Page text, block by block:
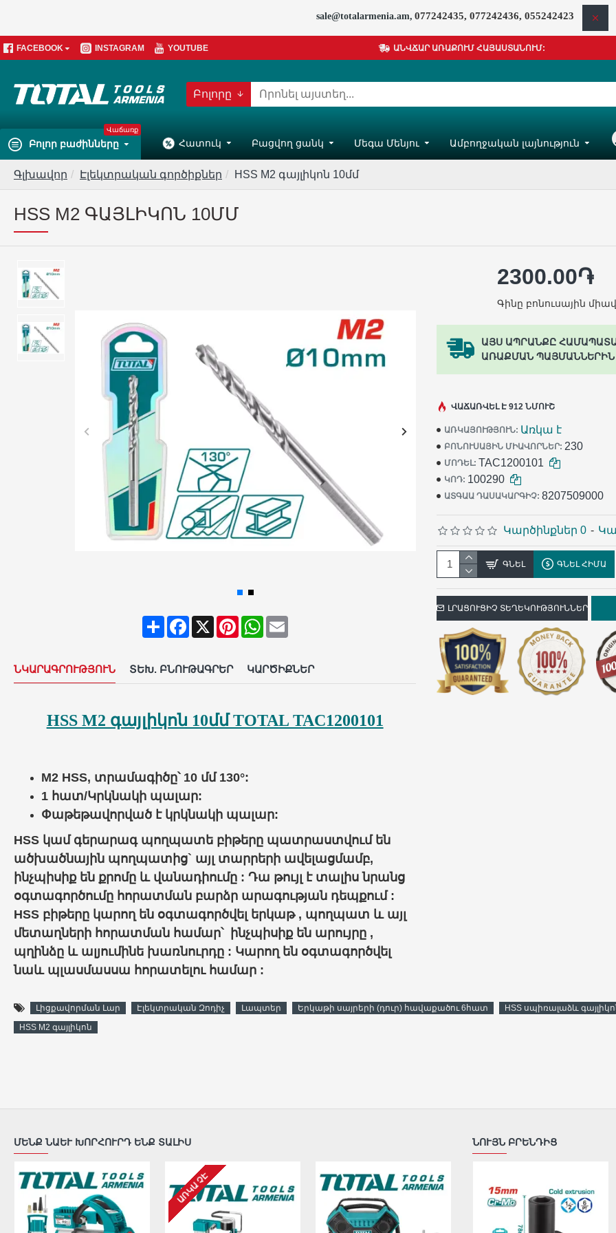
sale@totalarmenia.am, 077242435, 077242436, 055242423
FACEBOOK INSTAGRAM YOUTUBE ԱՆՎՃԱՐ ԱՌԱՔՈՒՄ ՀԱՅԱՍՏԱՆՈՒՄ:
Բոլորը
Բոլոր բաժինները
Վաճառք
Հատուկ Բացվող ցանկ Մեգա Մենյու Ամբողջական լայնություն
Գլխավոր Էլեկտրական գործիքներ HSS M2 գայլիկոն 10մմ
HSS M2 ԳԱՅԼԻԿՈՆ 10ՄՄ
ShareFacebook
X PinterestWhatsApp
Email
ՆԿԱՐԱԳՐՈՒԹՅՈՒՆ ՏԵԽ. ԲՆՈՒԹԱԳՐԵՐ ԿԱՐԾԻՔՆԵՐ
HSS M2 գայլիկոն 10մմ TOTAL TAC1200101
M2 HSS, տրամագիծը՝ 10 մմ 130°:
1 հատ/Կրկնակի պալար:
Փաթեթավորված է կրկնակի պալար:
HSS կամ գերարագ պողպատե բիթերը պատրաստվում են
ածխածնային պողպատից` այլ տարրերի ավելացմամբ,
ինչպիսիք են քրոմը և վանադիումը : Դա թույլ է տալիս նրանց
օգտագործումը հորատման բարձր արագության դեպքում :
HSS բիթերը կարող են օգտագործվել երկաթ , պողպատ և այլ
մետաղների հորատման համար՝ ինչպիսիք են արույրը ,
պղինձը և ալյումինե խառնուրդը : Կարող են օգտագործվել
նաև պլասմասսա հորատելու համար :
ԱՅՍ ԱՊՐԱՆՔԸ
ԱՌԱՔՄԱՆ ՊԱՅՄԱՆՆԵՐԻՆ
ԱՌԿԱՅՈՒԹՅՈՒՆ: Առկա է
ԲՈՆՈՒՍԱՅԻՆ ՄԻԱՎՈՐՆԵՐ: 230
ՄՈԴԵԼ: TAC1200101
ԿՈԴ: 100290
ԱՏԳԱԱ ԴԱՍԱԿԱՐԳԻՉ: 8207509000
ՎԱՃԱՌՎԵԼ Է 912 ՆՄՈՒՇ
Կարծինքներ 0 -
2300.00֏
Գինը բոնուսային
ԳՆԵԼ ԳՆԵԼ ՀԻՄԱ
ԼՐԱՑՈՒՑԻՉ ՏԵՂԵԿՈՒԹՅՈՒՆՆԵՐ
Լիցքավորման Լար Էլեկտրական Զոդիչ Լապտեր Երկաթի սայրերի (դուր) հավաքածու 6հատ
HSS սպիռալաձև
HSS M2 գայլիկոն
ՄԵՆՔ ՆԱԵՒ ԽՈՐՀՈՒՐԴ ԵՆՔ ՏԱԼԻՍ
ԱՌԿԱ ՉԷ
ՆՈՒՅՆ ԲՐԵՆԴԻՑ
ԱՌԿԱ ՉԷ